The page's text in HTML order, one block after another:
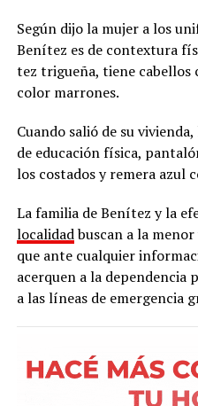
Según dijo la mujer a los
Benítez es de contextura
tez trigueña, tiene cabellos
color marrones.
Cuando salió de su
de educación física,
los costados y remera azul
La familia de Benítez y la
localidadbuscan a la
que ante cualquier
acerquen a la dependencia
a las líneas de emergencia